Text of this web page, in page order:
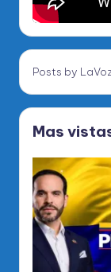
Posts by
Mas